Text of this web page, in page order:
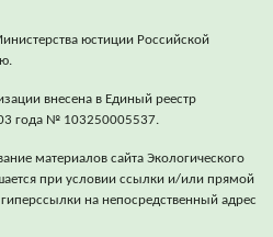
юстиции Российской
внесена в Единый реестр
года № 103250005537.
материалов сайта Экологического
при условии ссылки и/или прямой
на непосредственный адрес